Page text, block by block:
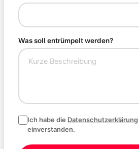
Was soll entrümpelt werden?
Ich habe die Datenschutzerklärung
einverstanden.